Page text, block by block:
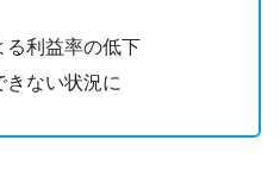
る利益率の低下
きない状況に